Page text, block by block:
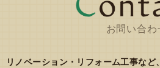
お問い合わ
リノベーション・リフォーム工事な